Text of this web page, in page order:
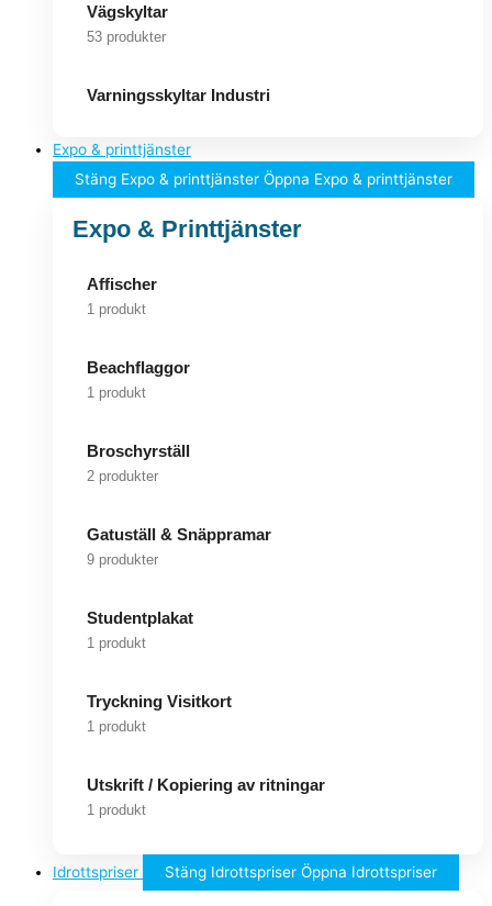
Vägskyltar
53 produkter
Varningsskyltar Industri
Expo & printtjänster
Stäng Expo & printtjänster Öppna Expo & printtjänster
Expo & Printtjänster
Affischer
1 produkt
Beachflaggor
1 produkt
Broschyrställ
2 produkter
Gatuställ & Snäppramar
9 produkter
Studentplakat
1 produkt
Tryckning Visitkort
1 produkt
Utskrift / Kopiering av ritningar
1 produkt
Idrottspriser Stäng Idrottspriser Öppna Idrottspriser